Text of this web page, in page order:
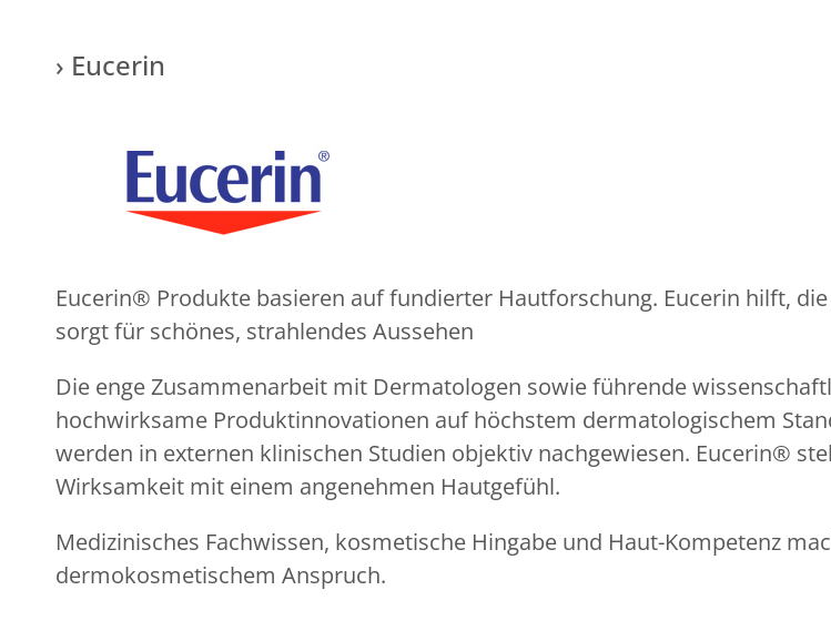
› Eucerin
Eucerin® Produkte basieren auf fundierter Hautforschung. Eucerin hilft,
sorgt für schönes, strahlendes Aussehen
Die enge Zusammenarbeit mit Dermatologen sowie führende
hochwirksame Produktinnovationen auf höchstem dermatologischem
werden in externen klinischen Studien objektiv nachgewiesen. Eucerin®
Wirksamkeit mit einem angenehmen Hautgefühl.
Medizinisches Fachwissen, kosmetische Hingabe und Haut-Kompetenz
dermokosmetischem Anspruch.